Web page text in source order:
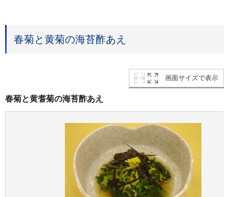
春菊と黄菊の海苔酢あえ
画面サイズで表示
春菊と黄耆菊の海苔酢あえ